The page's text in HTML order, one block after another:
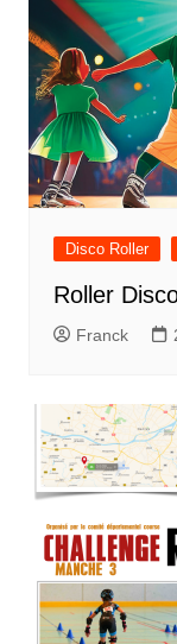
Disco Roller
Roller
Franck